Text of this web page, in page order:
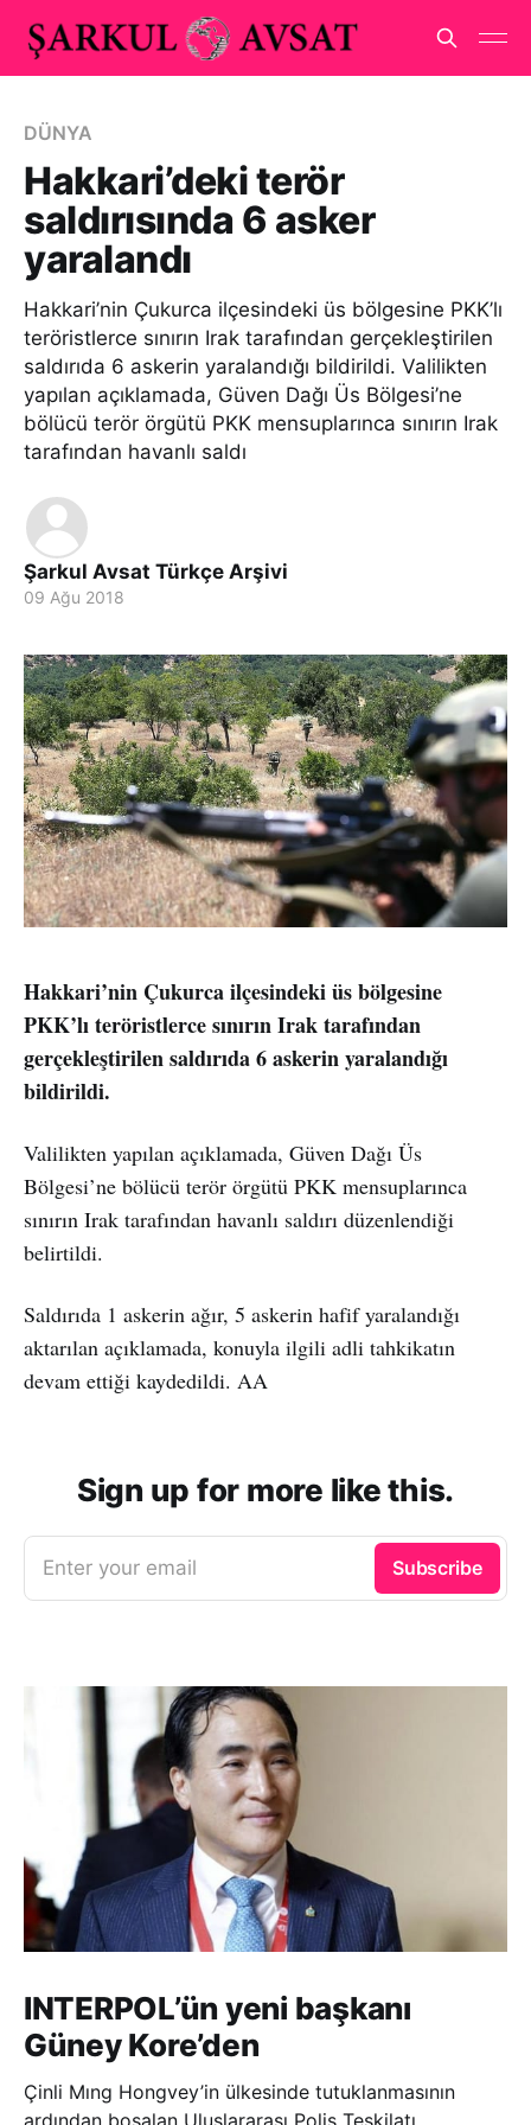
DÜNYA
Hakkari’deki terör
saldırısında 6 asker
yaralandı
Hakkari’nin Çukurca ilçesindeki üs bölgesine PKK’lı
teröristlerce sınırın Irak tarafından gerçekleştirilen
saldırıda 6 askerin yaralandığı bildirildi. Valilikten
yapılan açıklamada, Güven Dağı Üs Bölgesi’ne
bölücü terör örgütü PKK mensuplarınca sınırın Irak
tarafından havanlı saldı
Şarkul Avsat Türkçe Arşivi
09 Ağu 2018
Hakkari’nin Çukurca ilçesindeki üs bölgesine
PKK’lı teröristlerce sınırın Irak tarafından
gerçekleştirilen saldırıda 6 askerin yaralandığı
bildirildi.
Valilikten yapılan açıklamada, Güven Dağı Üs
Bölgesi’ne bölücü terör örgütü PKK mensuplarınca
sınırın Irak tarafından havanlı saldırı düzenlendiği
belirtildi.
Saldırıda 1 askerin ağır, 5 askerin hafif yaralandığı
aktarılan açıklamada, konuyla ilgili adli tahkikatın
devam ettiği kaydedildi. AA
Sign up for more like this.
Enter your email Subscribe
INTERPOL’ün yeni başkanı
Güney Kore’den
Çinli Mıng Hongvey’in ülkesinde tutuklanmasının